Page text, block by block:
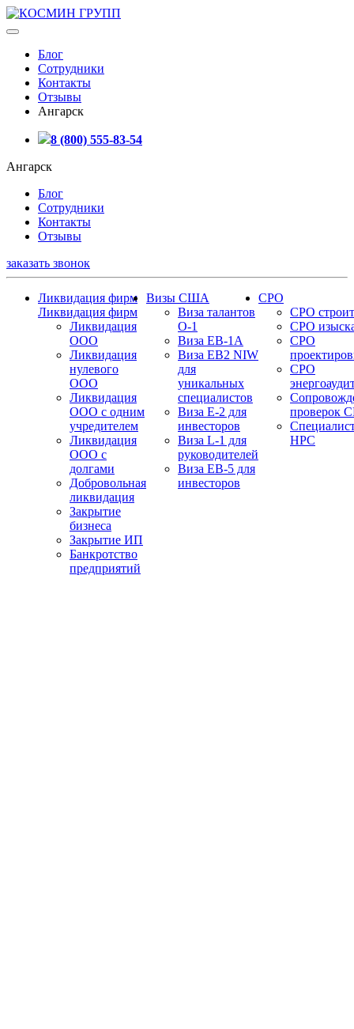
Блог
Сотрудники
Контакты
Отзывы
Ангарск
8 (800) 555-83-54
Ангарск
Блог
Сотрудники
Контакты
Отзывы
заказать звонок
Ликвидация фирм
Ликвидация фирм
Ликвидация
ООО
Ликвидация
нулевого
ООО
Ликвидация
ООО с одним
учредителем
Ликвидация
ООО с
долгами
Добровольная
ликвидация
Закрытие
бизнеса
Закрытие ИП
Банкротство
предприятий
Визы США
Виза талантов
О-1
Виза EB-1A
Виза EB2 NIW
для
уникальных
специалистов
Виза E-2 для
инвесторов
Виза L-1 для
руководителей
Виза EB-5 для
инвесторов
СРО
СРО
СРО
СРО
СРО
проверок
НРС